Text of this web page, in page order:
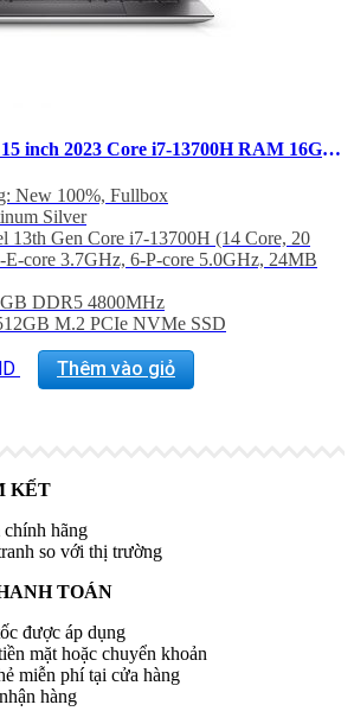
Dell XPS 9530 15 inch 2023 Core i7-13700H RAM 16GB SSD 512GB FHD+ RTX 4050
New 100%, Fullbox
Silver
13th Gen Core i7-13700H (14 Core, 20
E-core 3.7GHz, 6-P-core 5.0GHz, 24MB
DDR5 4800MHz
M.2 PCIe NVMe SSD
Anti-Glare 500-Nit Display
GeForce RTX 4050 4GB GDDR6
Thêm vào giỏ
KẾT
chính hãng
so với thị trường
TOÁN
được áp dụng
mặt hoặc chuyển khoản
miễn phí tại cửa hàng
hàng